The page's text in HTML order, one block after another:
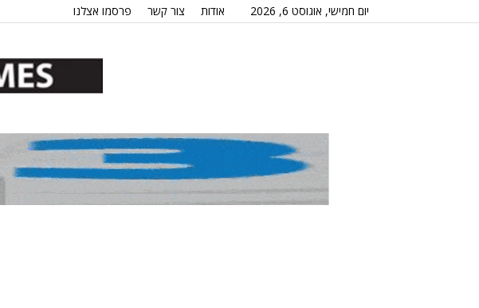
יום חמישי, אוגוסט 6, 2026 אודות צור קשר פרסמו אצלנו